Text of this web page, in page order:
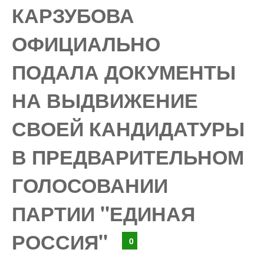
КАРЗУБОВА
ОФИЦИАЛЬНО
ПОДАЛА ДОКУМЕНТЫ
НА ВЫДВИЖЕНИЕ
СВОЕЙ КАНДИДАТУРЫ
В ПРЕДВАРИТЕЛЬНОМ
ГОЛОСОВАНИИ
ПАРТИИ "ЕДИНАЯ
РОССИЯ"
0